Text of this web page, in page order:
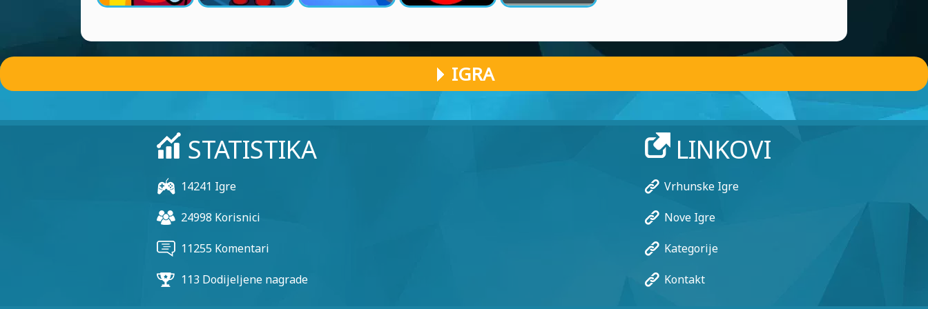
IGRA
STATISTIKA
14241 Igre
24998 Korisnici
11255 Komentari
113 Dodijeljene nagrade
LINKOVI
Vrhunske Igre
Nove Igre
Kategorije
Kontakt